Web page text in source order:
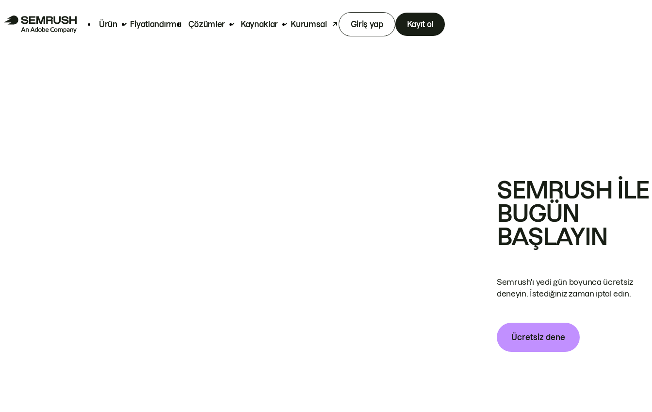
Ürün Fiyatlandırma Çözümler Kaynaklar Kurumsal Giriş yap Kayıt ol
SEMRUSH ILE
BUGÜN
BAŞLAYIN
Semrush'ı yedi gün boyunca ücretsiz
deneyin. İstediğiniz zaman iptal edin.
Ücretsiz dene